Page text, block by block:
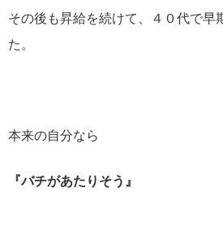
その後も昇給を続けて、４０代で早
た。
本来の自分なら
『バチがあたりそう』